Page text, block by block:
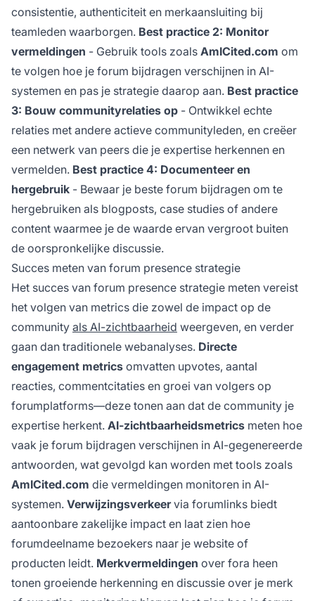
consistentie, authenticiteit en merkaansluiting bij
teamleden waarborgen. Best practice 2: Monitor
vermeldingen - Gebruik tools zoals AmICited.com om
te volgen hoe je forum bijdragen verschijnen in AI-
systemen en pas je strategie daarop aan. Best practice
3: Bouw communityrelaties op - Ontwikkel echte
relaties met andere actieve communityleden, en creëer
een netwerk van peers die je expertise herkennen en
vermelden. Best practice 4: Documenteer en
hergebruik - Bewaar je beste forum bijdragen om te
hergebruiken als blogposts, case studies of andere
content waarmee je de waarde ervan vergroot buiten
de oorspronkelijke discussie.
Succes meten van forum presence strategie
Het succes van forum presence strategie meten vereist
het volgen van metrics die zowel de impact op de
community als AI-zichtbaarheid weergeven, en verder
gaan dan traditionele webanalyses. Directe
engagement metrics omvatten upvotes, aantal
reacties, commentcitaties en groei van volgers op
forumplatforms—deze tonen aan dat de community je
expertise herkent. AI-zichtbaarheidsmetrics meten hoe
vaak je forum bijdragen verschijnen in AI-gegenereerde
antwoorden, wat gevolgd kan worden met tools zoals
AmICited.com die vermeldingen monitoren in AI-
systemen. Verwijzingsverkeervia forumlinks biedt
aantoonbare zakelijke impact en laat zien hoe
forumdeelname bezoekers naar je website of
producten leidt. Merkvermeldingen over fora heen
tonen groeiende herkenning en discussie over je merk